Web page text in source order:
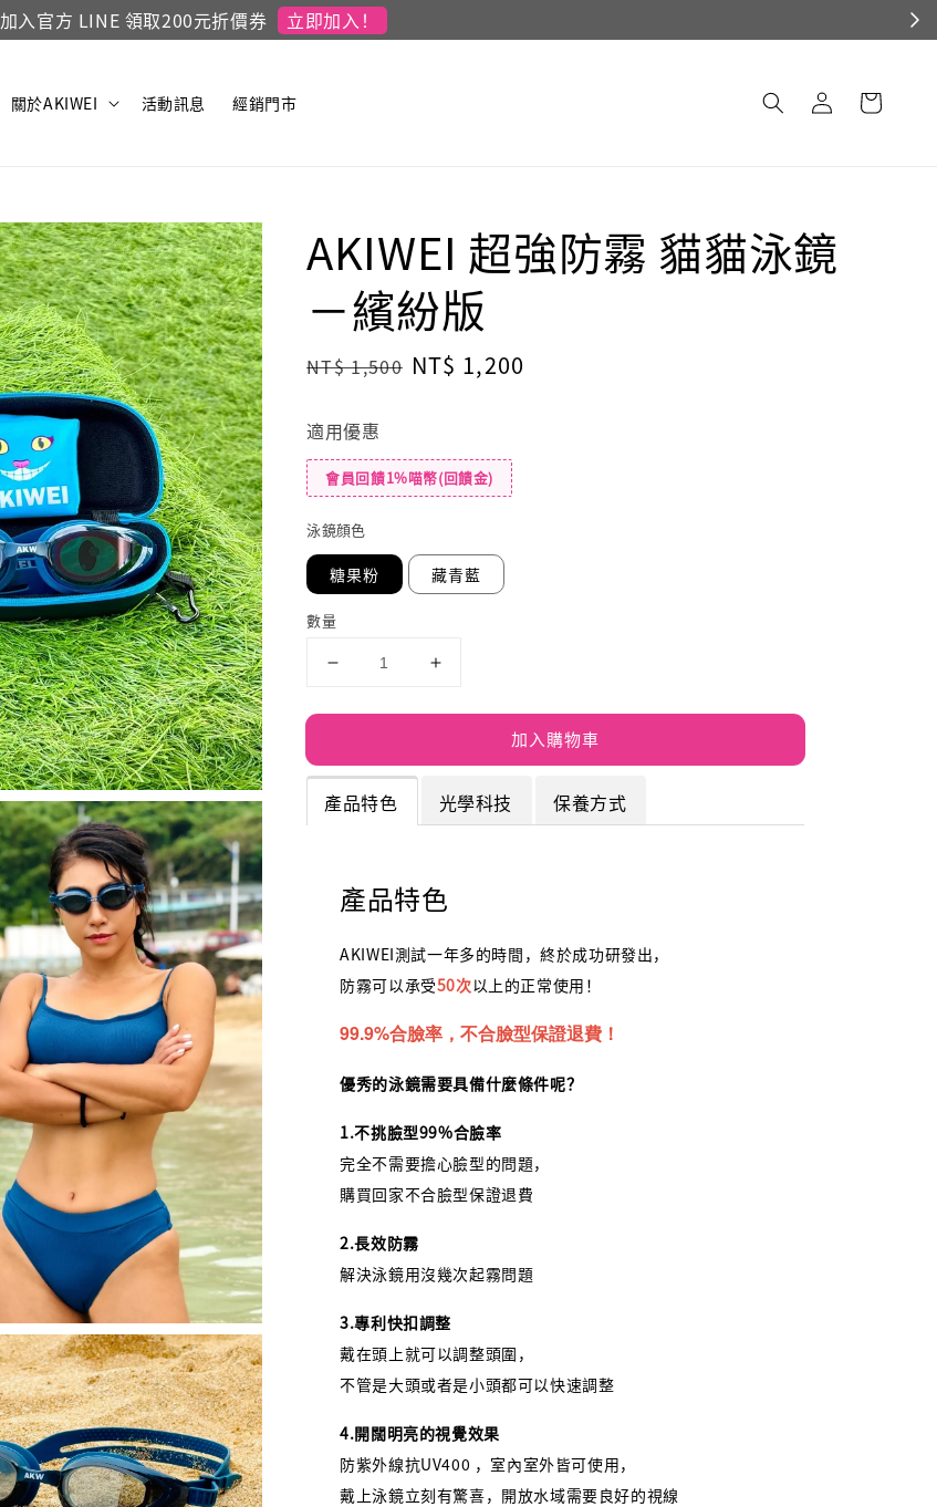
加入官方 LINE 領取200元折價券 立即加入！
關於AKIWEI 活動訊息 經銷門市
AKIWEI 超強防霧 貓貓泳鏡
－繽紛版
Regular
NT$ 1,500 Sale
NT$ 1,200
適用優惠
會員回饋1%喵幣(回饋金)
泳鏡顔色
糖果粉 藏青藍
數量
加入購物車
產品特色 光學科技 保養方式
產品特色
AKIWEI測試一年多的時間，終於成功研發出，
防霧可以承受50次以上的正常使用！
99.9%合臉率，不合臉型保證退費！
優秀的泳鏡需要具備什麼條件呢？
1.不挑臉型99%合臉率
完全不需要擔心臉型的問題，
購買回家不合臉型保證退費
2.長效防霧
解決泳鏡用沒幾次起霧問題
3.專利快扣調整
戴在頭上就可以調整頭圍，
不管是大頭或者是小頭都可以快速調整
4.開闊明亮的視覺效果
防紫外線抗UV400 ，室內室外皆可使用，
戴上泳鏡立刻有驚喜，開放水域需要良好的視線